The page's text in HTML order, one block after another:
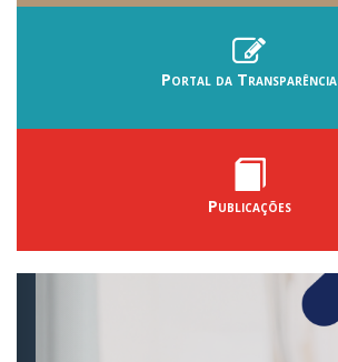
Portal da Transparência
Publicações